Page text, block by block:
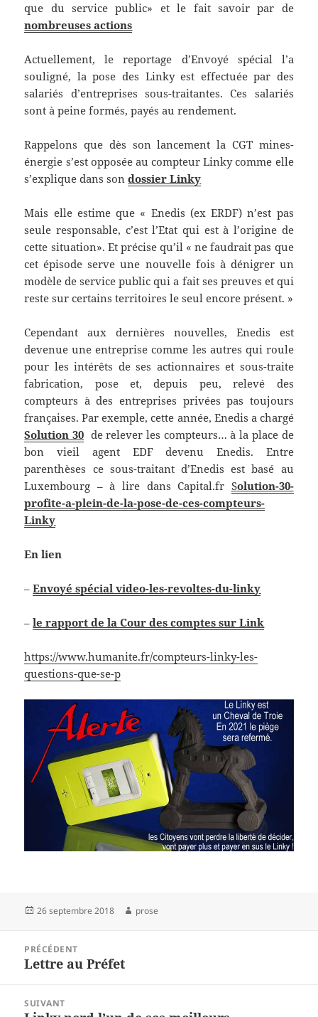
que du service public» et le fait savoir par de
nombreuses actions
Actuellement, le reportage d’Envoyé spécial l’a
souligné, la pose des Linky est effectuée par des
salariés d’entreprises sous-traitantes. Ces salariés
sont à peine formés, payés au rendement.
Rappelons que dès son lancement la CGT mines-
énergie s’est opposée au compteur Linky comme elle
s’explique dans sondossier Linky
Mais elle estime que « Enedis (ex ERDF) n’est pas
seule responsable, c’est l’Etat qui est à l’origine de
cette situation». Et précise qu’il « ne faudrait pas que
cet épisode serve une nouvelle fois à dénigrer un
modèle de service public qui a fait ses preuves et qui
reste sur certains territoires le seul encore présent. »
Cependant aux dernières nouvelles, Enedis est
devenue une entreprise comme les autres qui roule
pour les intérêts de ses actionnaires et sous-traite
fabrication, pose et, depuis peu, relevé des
compteurs à des entreprises privées pas toujours
françaises. Par exemple, cette année, Enedis a chargé
Solution 30 de relever les compteurs… à la place de
bon vieil agent EDF devenu Enedis. Entre
parenthèses ce sous-traitant d’Enedis est basé au
Luxembourg – à lire dans Capital.fr Solution-30-
profite-a-plein-de-la-pose-de-ces-compteurs-
Linky
En lien
–Envoyé spécial video-les-revoltes-du-linky
–le rapport de la Cour des comptes sur Link
https://www.humanite.fr/compteurs-linky-les-
questions-que-se-p
Publié
26 septembre 2018 Auteur
prose
l’article
PRÉCÉDENT
Article
Lettre au Préfet
SUIVANT